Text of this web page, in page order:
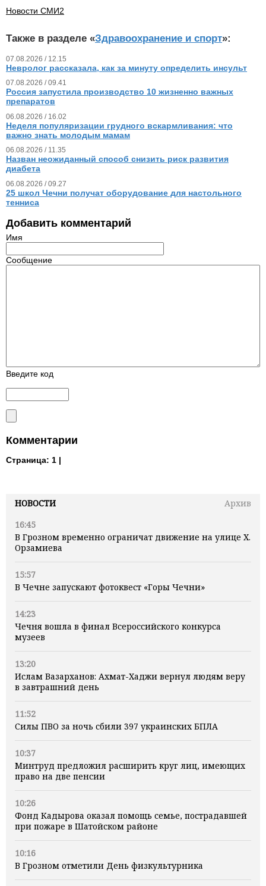
НОВОСТИ
Архив
16:45
В Грозном временно ограничат движение на улице Х.
Орзамиева
15:57
В Чечне запускают фотоквест «Горы Чечни»
14:23
Чечня вошла в финал Всероссийского конкурса
музеев
13:20
Ислам Вазарханов: Ахмат-Хаджи вернул людям веру
в завтрашний день
11:52
Силы ПВО за ночь сбили 397 украинских БПЛА
10:37
Минтруд предложил расширить круг лиц, имеющих
право на две пенсии
10:26
Фонд Кадырова оказал помощь семье, пострадавшей
при пожаре в Шатойском районе
10:16
В Грозном отметили День физкультурника
Новости СМИ2
Также в разделе «Здравоохранение и спорт»:
07.08.2026 / 12.15
Невролог рассказала, как за минуту определить инсульт
07.08.2026 / 09.41
Россия запустила производство 10 жизненно важных
препаратов
06.08.2026 / 16.02
Неделя популяризации грудного вскармливания: что
важно знать молодым мамам
06.08.2026 / 11.35
Назван неожиданный способ снизить риск развития
диабета
06.08.2026 / 09.27
25 школ Чечни получат оборудование для настольного
тенниса
Добавить комментарий
Имя
Сообщение
Введите код
Комментарии
Страница: 1 |